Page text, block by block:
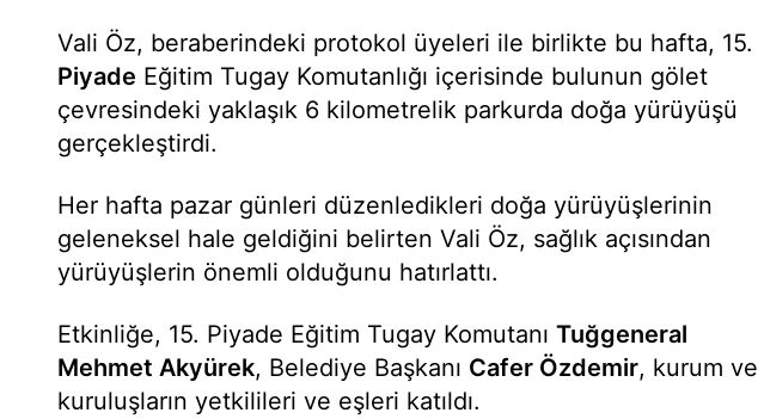
Vali Öz, beraberindeki protokol üyeleri ile birlikte bu hafta, 15.
Piyade Eğitim Tugay Komutanlığı içerisinde bulunun gölet
çevresindeki yaklaşık 6 kilometrelik parkurda doğa yürüyüşü
gerçekleştirdi.
Her hafta pazar günleri düzenledikleri doğa yürüyüşlerinin
geleneksel hale geldiğini belirten Vali Öz, sağlık açısından
yürüyüşlerin önemli olduğunu hatırlattı.
Etkinliğe, 15. Piyade Eğitim Tugay Komutanı Tuğgeneral
Mehmet Akyürek, Belediye Başkanı Cafer Özdemir, kurum ve
kuruluşların yetkilileri ve eşleri katıldı.